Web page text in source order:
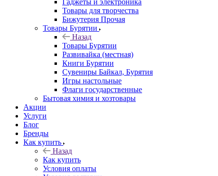
Гаджеты и электроника
Товары для творчества
Бижутерия Прочая
Товары Бурятии
Назад
Товары Бурятии
Развивайка (местная)
Книги Бурятии
Сувениры Байкал, Бурятия
Игры настольные
Флаги государственные
Бытовая химия и хозтовары
Акции
Услуги
Блог
Бренды
Как купить
Назад
Как купить
Условия оплаты